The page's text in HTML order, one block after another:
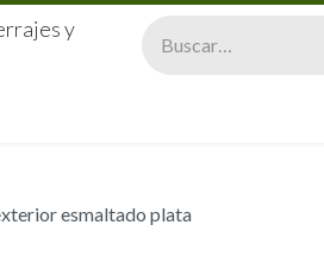
y
esmaltado plata